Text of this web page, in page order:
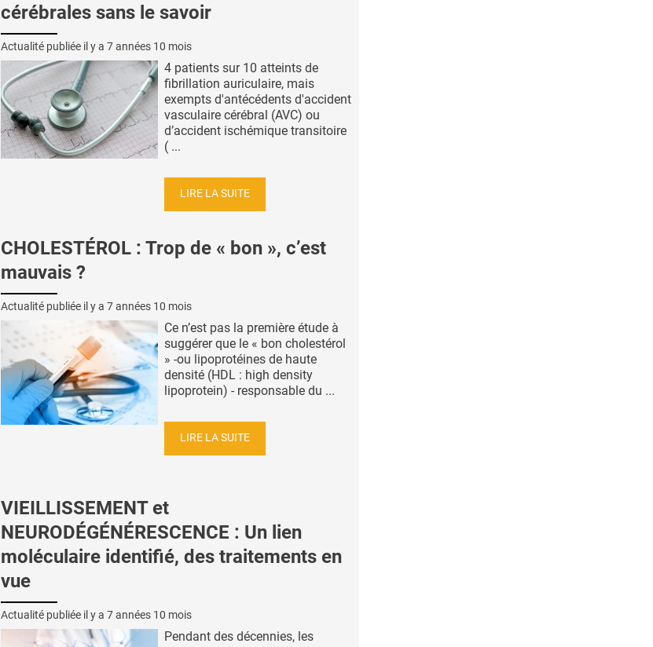
cérébrales sans le savoir
Actualité publiée il y a 7 années 10 mois
4 patients sur 10 atteints de
fibrillation auriculaire, mais
exempts d'antécédents d'accident
vasculaire cérébral (AVC) ou
d’accident ischémique transitoire
( ...
LIRE LA SUITE
CHOLESTÉROL : Trop de « bon », c’est
mauvais ?
Actualité publiée il y a 7 années 10 mois
Ce n’est pas la première étude à
suggérer que le « bon cholestérol
» -ou lipoprotéines de haute
densité (HDL : high density
lipoprotein) - responsable du ...
LIRE LA SUITE
VIEILLISSEMENT et
NEURODÉGÉNÉRESCENCE : Un lien
moléculaire identifié, des traitements en
vue
Actualité publiée il y a 7 années 10 mois
Pendant des décennies, les